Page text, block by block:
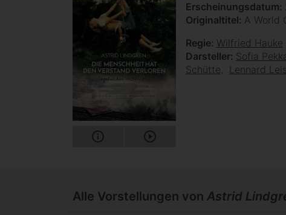
Erscheinungsdatum
Originaltitel A World
Regie Wilfried Hauke
Darsteller Sofia
Schütte
Lennard
Alle Vorstellungen von Astrid